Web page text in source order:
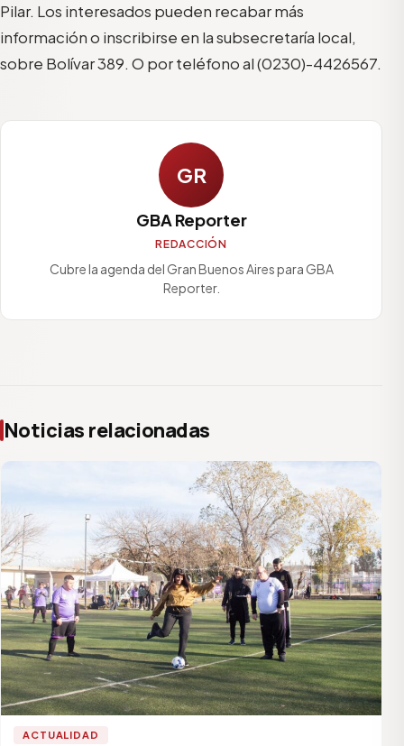
Pilar. Los interesados pueden recabar más
información o inscribirse en la subsecretaría local,
sobre Bolívar 389. O por teléfono al (0230)-4426567.
GR
GBA Reporter
REDACCIÓN
Cubre la agenda del Gran Buenos Aires para GBA
Reporter.
Noticias relacionadas
ACTUALIDAD